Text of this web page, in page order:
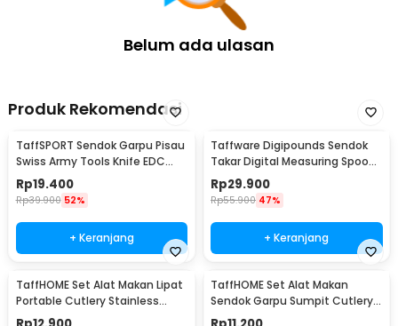
Belum ada ulasan
Produk Rekomendasi
TaffSPORT Sendok Garpu Pisau
Swiss Army Tools Knife EDC
6in1 - A007
Rp19.400
Rp39.900 52%
+ Keranjang
Taffware Digipounds Sendok
Takar Digital Measuring Spoon
500g 0.1g - HM10
Rp29.900
Rp55.900 47%
+ Keranjang
TaffHOME Set Alat Makan Lipat
Portable Cutlery Stainless
Steel 410 - AOTU
TaffHOME Set Alat Makan
Sendok Garpu Sumpit Cutlery
with Pouch - CJ0091